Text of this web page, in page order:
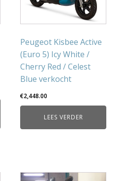
Peugeot Kisbee Active
(Euro 5) Icy White /
Cherry Red / Celest
Blue verkocht
€2,448.00
LEES VERDER